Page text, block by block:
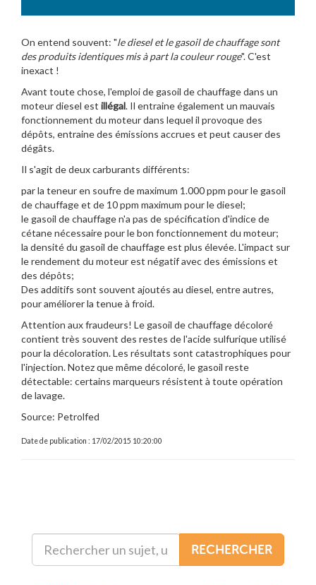
On entend souvent: "le diesel et le gasoil de chauffage sont
des produits identiques mis à part la couleur rouge". C'est
inexact !
Avant toute chose, l'emploi de gasoil de chauffage dans un
moteur diesel est illégal. Il entraine également un mauvais
fonctionnement du moteur dans lequel il provoque des
dépôts, entraine des émissions accrues et peut causer des
dégâts.
Il s'agit de deux carburants différents:
par la teneur en soufre de maximum 1.000 ppm pour le gasoil
de chauffage et de 10 ppm maximum pour le diesel;
le gasoil de chauffage n'a pas de spécification d'indice de
cétane nécessaire pour le bon fonctionnement du moteur;
la densité du gasoil de chauffage est plus élevée. L'impact sur
le rendement du moteur est négatif avec des émissions et
des dépôts;
Des additifs sont souvent ajoutés au diesel, entre autres,
pour améliorer la tenue à froid.
Attention aux fraudeurs! Le gasoil de chauffage décoloré
contient très souvent des restes de l'acide sulfurique utilisé
pour la décoloration. Les résultats sont catastrophiques pour
l'injection. Notez que même décoloré, le gasoil reste
détectable: certains marqueurs résistent à toute opération
de lavage.
Source: Petrolfed
Date de publication : 17/02/2015 10:20:00
RECHERCHER